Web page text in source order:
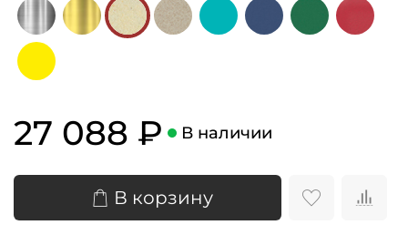
27 088 ₽ В наличии
В корзину